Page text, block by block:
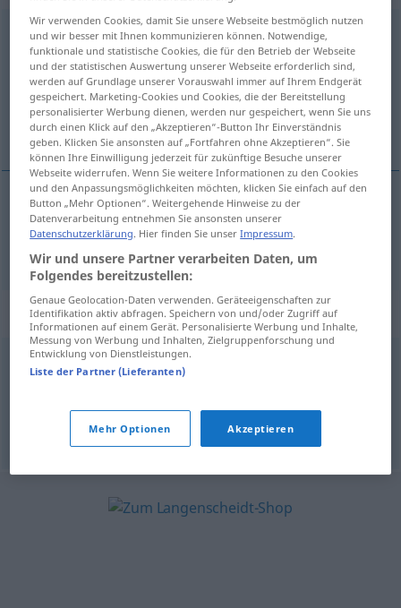
dienstbaradj
Übersicht aller Übersetzungen
(Für mehr Details die Übersetzung anklicken/antippen)
sumiso, servicial
sumiso,servicial dienstbar
Synonyme für "dienstbar"
emsig,geschäftig,pflichteifrig
© OpenThesaurus.de
Wir verwenden Cookies, damit Sie unsere Webseite bestmöglich nutzen
und wir besser mit Ihnen kommunizieren können. Notwendige,
funktionale und statistische Cookies, die für den Betrieb der Webseite
und der statistischen Auswertung unserer Webseite erforderlich sind,
werden auf Grundlage unserer Vorauswahl immer auf Ihrem Endgerät
gespeichert. Marketing-Cookies und Cookies, die der Bereitstellung
personalisierter Werbung dienen, werden nur gespeichert, wenn Sie uns
durch einen Klick auf den „Akzeptieren“-Button Ihr Einverständnis
geben. Klicken Sie ansonsten auf „Fortfahren ohne Akzeptieren“. Sie
können Ihre Einwilligung jederzeit für zukünftige Besuche unserer
Webseite widerrufen. Wenn Sie weitere Informationen zu den Cookies
und den Anpassungsmöglichkeiten möchten, klicken Sie einfach auf den
Button „Mehr Optionen“. Weitergehende Hinweise zu der
Datenverarbeitung entnehmen Sie ansonsten unserer
Datenschutzerklärung. Hier finden Sie unserImpressum.
Wir und unsere Partner verarbeiten Daten, um
Folgendes bereitzustellen:
Genaue Geolocation-Daten verwenden. Geräteeigenschaften zur
Identifikation aktiv abfragen. Speichern von und/oder Zugriff auf
Informationen auf einem Gerät. Personalisierte Werbung und Inhalte,
Messung von Werbung und Inhalten, Zielgruppenforschung und
Entwicklung von Dienstleistungen.
Liste der Partner (Lieferanten)
Mehr Optionen Akzeptieren